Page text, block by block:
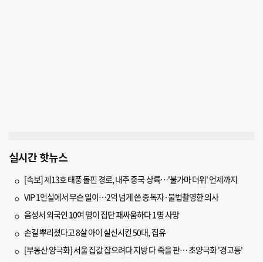
실시간 핫뉴스
[속보] 제13호 태풍 돌핀 경로, 내주 중국 상륙…'불가마 더위' 언제까지
VIP 1인실에서 무슨 일이…2억 넘게 쓴 중독자·불법촬영한 의사
음성서 외국인 10여 명이 집단 패싸움하다 1명 사망
손길 뿌리쳤다고 8살 아이 실신시킨 50대, 집유
[부동산 양극화] 서울 집값 잡으려다 지방 다 죽을 판… 초양극화 '경고등'